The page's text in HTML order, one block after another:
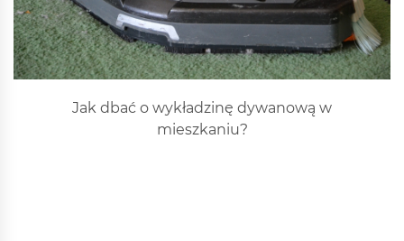
Jak dbać o wykładzinę dywanową w
mieszkaniu?